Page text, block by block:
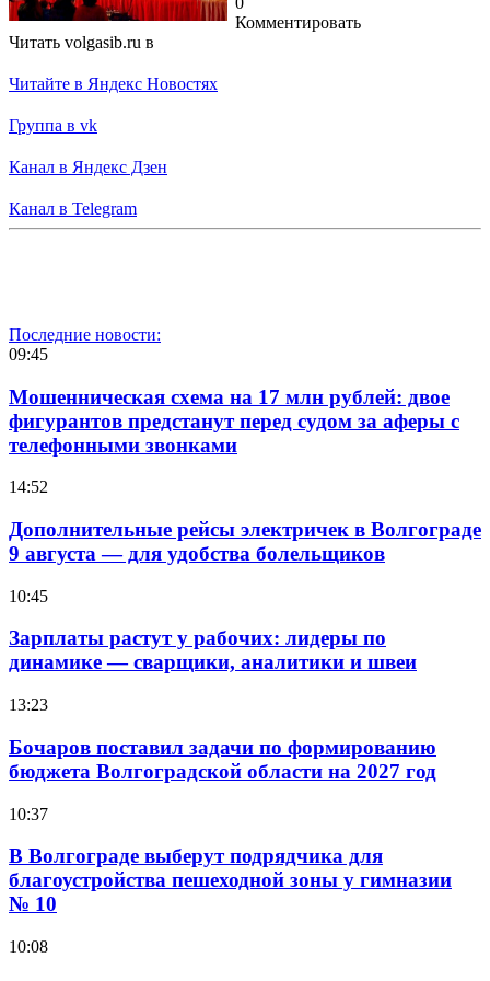
Комментировать
Читать volgasib.ru в
Читайте в Яндекс Новостях
Группа в vk
Канал в Яндекс Дзен
Канал в Telegram
Последние новости:
09:45
Мошенническая схема на 17 млн рублей: двое
фигурантов предстанут перед судом за аферы с
телефонными звонками
14:52
Дополнительные рейсы электричек в Волгограде
9 августа — для удобства болельщиков
10:45
Зарплаты растут у рабочих: лидеры по
динамике — сварщики, аналитики и швеи
13:23
Бочаров поставил задачи по формированию
бюджета Волгоградской области на 2027 год
10:37
В Волгограде выберут подрядчика для
благоустройства пешеходной зоны у гимназии
№ 10
10:08